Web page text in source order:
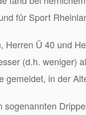
für Sport
Herren Ü 40 und
(d.h. weniger)
gemeldet, in der